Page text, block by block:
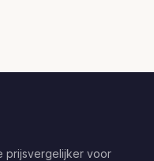
prijsvergelijker voor